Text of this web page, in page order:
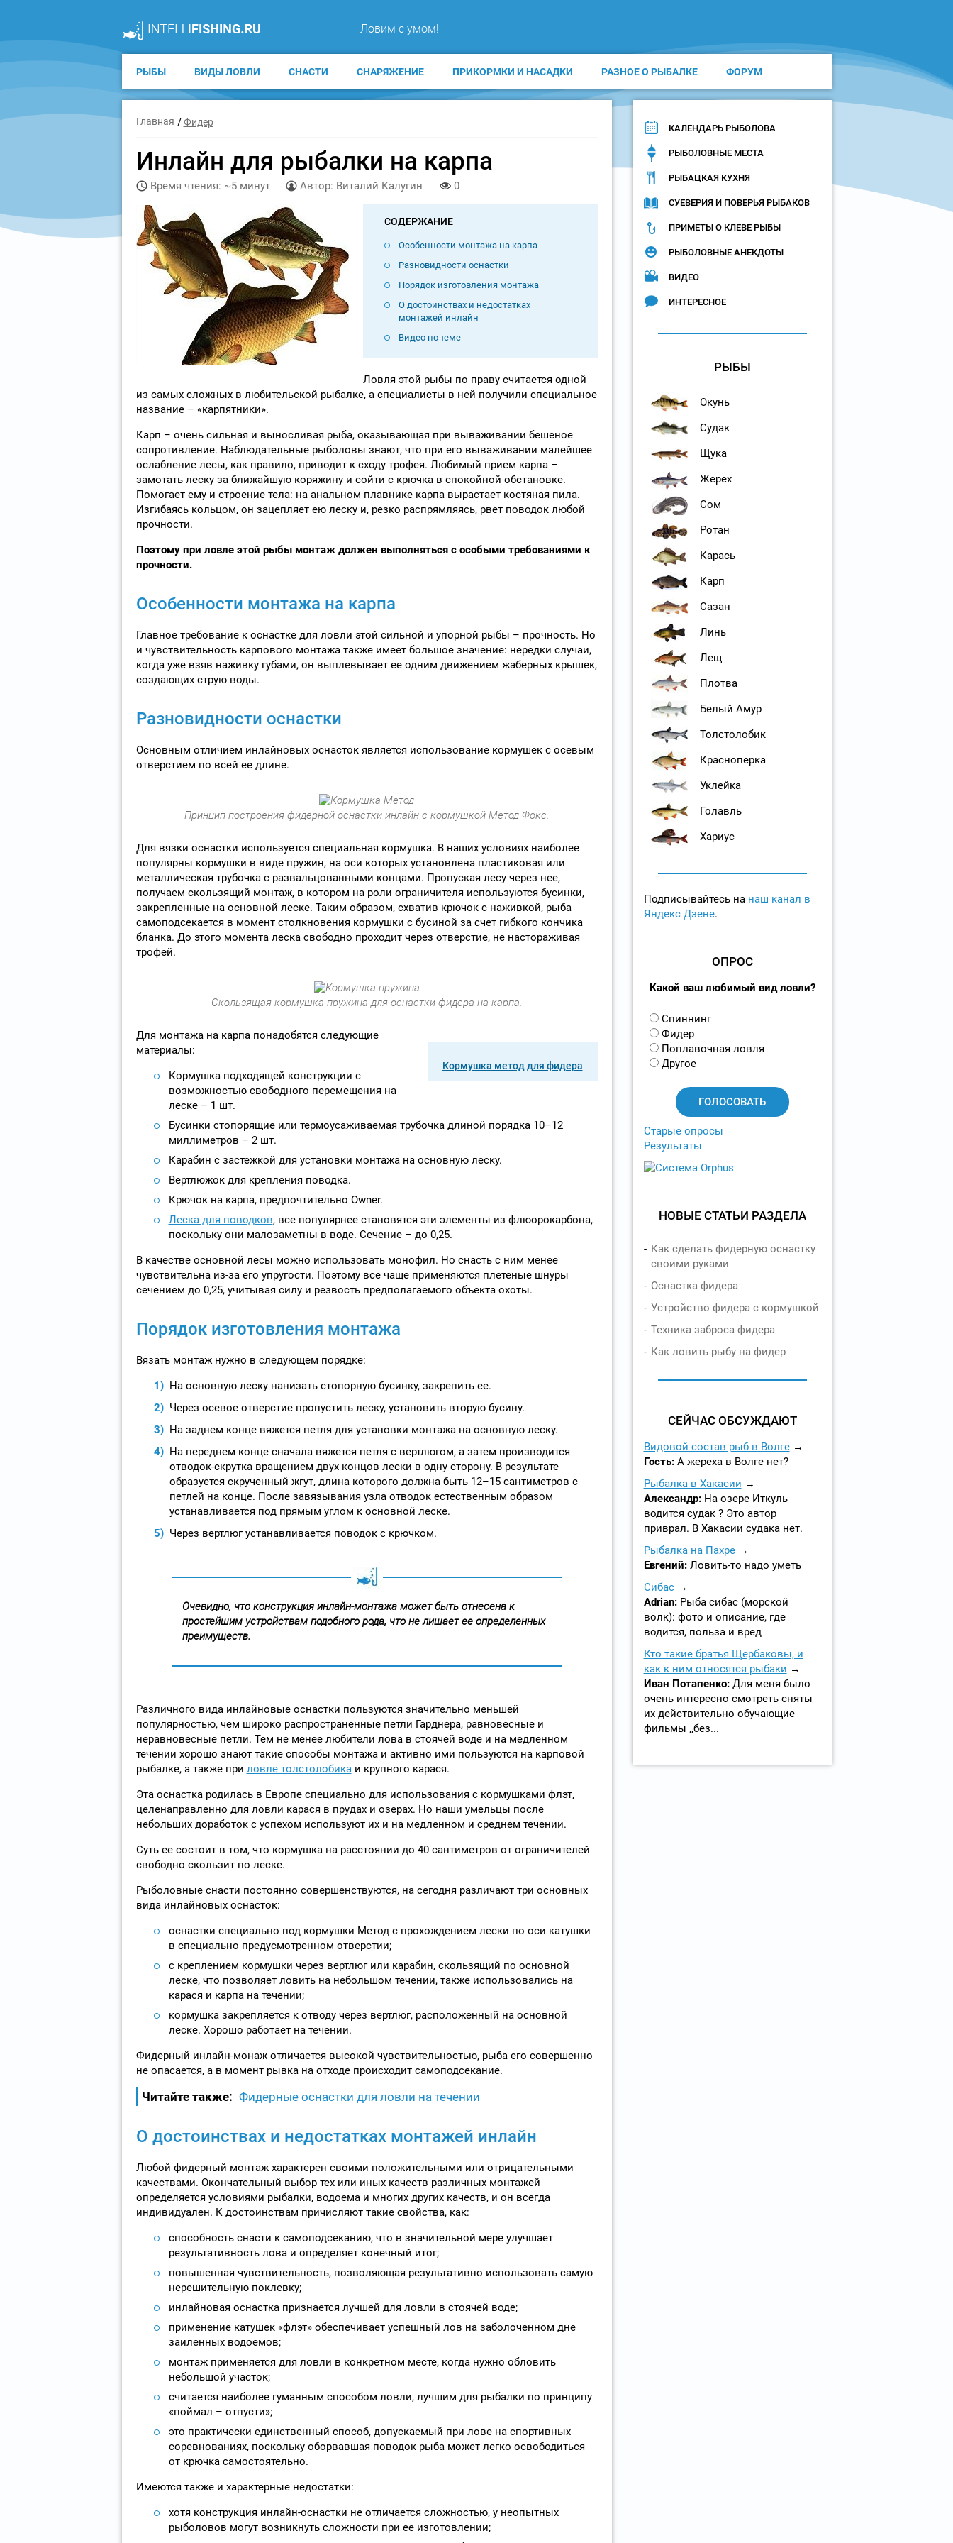
Ловим с умом!
РЫБЫ ВИДЫ ЛОВЛИ СНАСТИ СНАРЯЖЕНИЕ ПРИКОРМКИ И НАСАДКИ РАЗНОЕ О РЫБАЛКЕ ФОРУМ
Главная Фидер
Инлайн для рыбалки на карпа
Время чтения: ~5 минут Автор: Виталий Калугин 0
СОДЕРЖАНИЕ
Особенности монтажа на карпа
Разновидности оснастки
Порядок изготовления монтажа
О достоинствах и недостатках
монтажей инлайн
Видео по теме
Ловля этой рыбы по праву считается одной
из самых сложных в любительской рыбалке, а специалисты в ней получили специальное
название – «карпятники».
Карп – очень сильная и выносливая рыба, оказывающая при вываживании бешеное
сопротивление. Наблюдательные рыболовы знают, что при его вываживании малейшее
ослабление лесы, как правило, приводит к сходу трофея. Любимый прием карпа –
замотать леску за ближайшую коряжину и сойти с крючка в спокойной обстановке.
Помогает ему и строение тела: на анальном плавнике карпа вырастает костяная пила.
Изгибаясь кольцом, он зацепляет ею леску и, резко распрямляясь, рвет поводок любой
прочности.
Поэтому при ловле этой рыбы монтаж должен выполняться с особыми требованиями к
прочности.
Особенности монтажа на карпа
Главное требование к оснастке для ловли этой сильной и упорной рыбы – прочность. Но
и чувствительность карпового монтажа также имеет большое значение: нередки случаи,
когда уже взяв наживку губами, он выплевывает ее одним движением жаберных крышек,
создающих струю воды.
Разновидности оснастки
Основным отличием инлайновых оснасток является использование кормушек с осевым
отверстием по всей ее длине.
Принцип построения фидерной оснастки инлайн с кормушкой Метод Фокс.
Для вязки оснастки используется специальная кормушка. В наших условиях наиболее
популярны кормушки в виде пружин, на оси которых установлена пластиковая или
металлическая трубочка с развальцованными концами. Пропуская лесу через нее,
получаем скользящий монтаж, в котором на роли ограничителя используются бусинки,
закрепленные на основной леске. Таким образом, схватив крючок с наживкой, рыба
самоподсекается в момент столкновения кормушки с бусиной за счет гибкого кончика
бланка. До этого момента леска свободно проходит через отверстие, не настораживая
трофей.
Скользящая кормушка-пружина для оснастки фидера на карпа.
Кормушка метод для фидера
Для монтажа на карпа понадобятся следующие
материалы:
Кормушка подходящей конструкции с
возможностью свободного перемещения на
леске – 1 шт.
Бусинки стопорящие или термоусаживаемая трубочка длиной порядка 10–12
миллиметров – 2 шт.
Карабин с застежкой для установки монтажа на основную леску.
Вертлюжок для крепления поводка.
Крючок на карпа, предпочтительно Owner.
Леска для поводков, все популярнее становятся эти элементы из флюорокарбона,
поскольку они малозаметны в воде. Сечение – до 0,25.
В качестве основной лесы можно использовать монофил. Но снасть с ним менее
чувствительна из-за его упругости. Поэтому все чаще применяются плетеные шнуры
сечением до 0,25, учитывая силу и резвость предполагаемого объекта охоты.
Порядок изготовления монтажа
Вязать монтаж нужно в следующем порядке:
На основную леску нанизать стопорную бусинку, закрепить ее.
Через осевое отверстие пропустить леску, установить вторую бусину.
На заднем конце вяжется петля для установки монтажа на основную леску.
На переднем конце сначала вяжется петля с вертлюгом, а затем производится
отводок-скрутка вращением двух концов лески в одну сторону. В результате
образуется скрученный жгут, длина которого должна быть 12–15 сантиметров с
петлей на конце. После завязывания узла отводок естественным образом
устанавливается под прямым углом к основной леске.
Через вертлюг устанавливается поводок с крючком.
Очевидно, что конструкция инлайн-монтажа может быть отнесена к
простейшим устройствам подобного рода, что не лишает ее определенных
преимуществ.
Различного вида инлайновые оснастки пользуются значительно меньшей
популярностью, чем широко распространенные петли Гарднера, равновесные и
неравновесные петли. Тем не менее любители лова в стоячей воде и на медленном
течении хорошо знают такие способы монтажа и активно ими пользуются на карповой
рыбалке, а также при ловле толстолобикаи крупного карася.
Эта оснастка родилась в Европе специально для использования с кормушками флэт,
целенаправленно для ловли карася в прудах и озерах. Но наши умельцы после
небольших доработок с успехом используют их и на медленном и среднем течении.
Суть ее состоит в том, что кормушка на расстоянии до 40 сантиметров от ограничителей
свободно скользит по леске.
Рыболовные снасти постоянно совершенствуются, на сегодня различают три основных
вида инлайновых оснасток:
оснастки специально под кормушки Метод с прохождением лески по оси катушки
в специально предусмотренном отверстии;
с креплением кормушки через вертлюг или карабин, скользящий по основной
леске, что позволяет ловить на небольшом течении, также использовались на
карася и карпа на течении;
кормушка закрепляется к отводу через вертлюг, расположенный на основной
леске. Хорошо работает на течении.
Фидерный инлайн-монаж отличается высокой чувствительностью, рыба его совершенно
не опасается, а в момент рывка на отходе происходит самоподсекание.
Читайте также: Фидерные оснастки для ловли на течении
О достоинствах и недостатках монтажей инлайн
Любой фидерный монтаж характерен своими положительными или отрицательными
качествами. Окончательный выбор тех или иных качеств различных монтажей
определяется условиями рыбалки, водоема и многих других качеств, и он всегда
индивидуален. К достоинствам причисляют такие свойства, как:
способность снасти к самоподсеканию, что в значительной мере улучшает
результативность лова и определяет конечный итог;
повышенная чувствительность, позволяющая результативно использовать самую
нерешительную поклевку;
инлайновая оснастка признается лучшей для ловли в стоячей воде;
применение катушек «флэт» обеспечивает успешный лов на заболоченном дне
заиленных водоемов;
монтаж применяется для ловли в конкретном месте, когда нужно обловить
небольшой участок;
считается наиболее гуманным способом ловли, лучшим для рыбалки по принципу
«поймал – отпусти»;
это практически единственный способ, допускаемый при лове на спортивных
соревнованиях, поскольку оборвавшая поводок рыба может легко освободиться
от крючка самостоятельно.
Имеются также и характерные недостатки:
хотя конструкция инлайн-оснастки не отличается сложностью, у неопытных
рыболовов могут возникнуть сложности при ее изготовлении;
КАЛЕНДАРЬ РЫБОЛОВА
РЫБОЛОВНЫЕ МЕСТА
РЫБАЦКАЯ КУХНЯ
СУЕВЕРИЯ И ПОВЕРЬЯ РЫБАКОВ
ПРИМЕТЫ О КЛЕВЕ РЫБЫ
РЫБОЛОВНЫЕ АНЕКДОТЫ
ВИДЕО
ИНТЕРЕСНОЕ
РЫБЫ
Окунь
Судак
Щука
Жерех
Сом
Ротан
Карась
Карп
Сазан
Линь
Лещ
Плотва
Белый Амур
Толстолобик
Красноперка
Уклейка
Голавль
Хариус
Подписывайтесь на наш канал в
Яндекс Дзене.
ОПРОС
Какой ваш любимый вид ловли?
В
а
р
и
Спиннинг
Фидер
Поплавочная ловля
Другое
Старые опросы
Результаты
НОВЫЕ СТАТЬИ РАЗДЕЛА
Как сделать фидерную оснастку
своими руками
Оснастка фидера
Устройство фидера с кормушкой
Техника заброса фидера
Как ловить рыбу на фидер
СЕЙЧАС ОБСУЖДАЮТ
Видовой состав рыб в Волге
Гость: А жереха в Волге нет?
Рыбалка в Хакасии
Александр: На озере Иткуль
водится судак ? Это автор
приврал. В Хакасии судака нет.
Рыбалка на Пахре
Евгений: Ловить-то надо уметь
Сибас
Adrian: Рыба сибас (морской
волк): фото и описание, где
водится, польза и вред
Кто такие братья Щербаковы, и
как к ним относятся рыбаки
Иван Потапенко: Для меня было
очень интересно смотреть сняты
их действительно обучающие
фильмы ,,без...